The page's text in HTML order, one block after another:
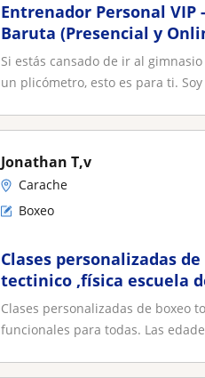
Entrenador Personal VIP
Baruta (Presencial y
Si estás cansado de ir al
un plicómetro, esto es para ti. Soy
Jonathan T,v
Carache
Boxeo
Clases personalizadas
tectinico ,física escuela
funcionales para todas.
esperiencia como
buenos aires
Clases personalizadas de boxeo
funcionales para todas. Las